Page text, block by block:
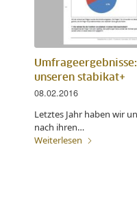
unseren stabikat+
08.02.2016
Letztes Jahr haben wir
nach ihren…
Weiterlesen